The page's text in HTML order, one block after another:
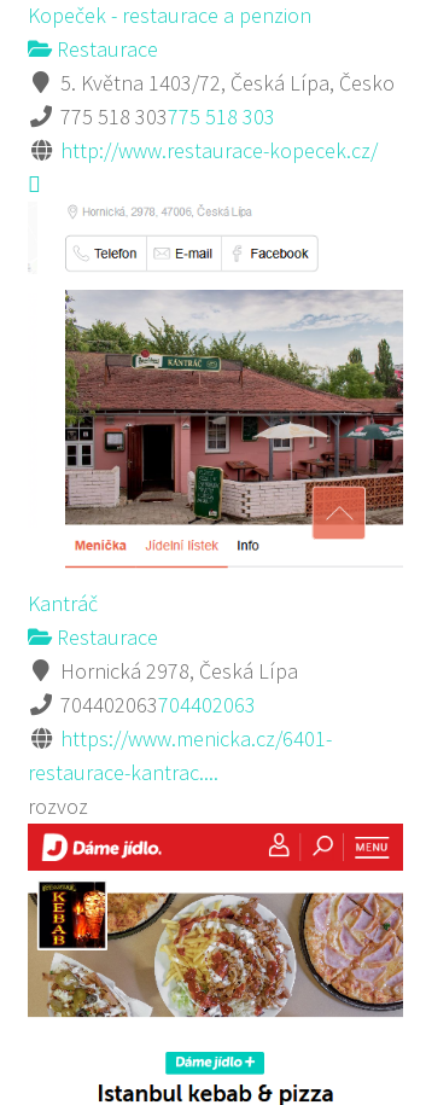
Kopeček - restaurace a penzion
Restaurace
5. Května 1403/72, Česká Lípa, Česko
775 518 303775 518 303
http://www.restaurace-kopecek.cz/
Kantráč
Restaurace
Hornická 2978, Česká Lípa
704402063704402063
https://www.menicka.cz/6401-
restaurace-kantrac....
rozvoz